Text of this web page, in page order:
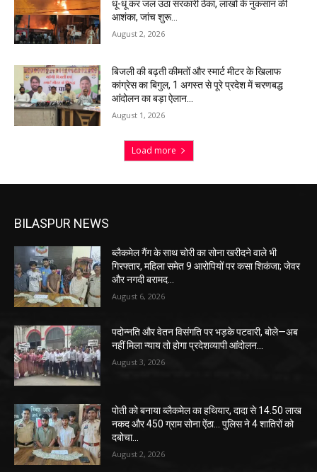
धू-धू कर जल उठा सरकारी ठेका, लाखों के नुकसान की
आशंका, जांच शुरू…
August 2, 2026
बिजली की बढ़ती कीमतों और स्मार्ट मीटर के खिलाफ
कांग्रेस का बिगुल, 1 अगस्त से पूरे प्रदेश में चरणबद्ध
आंदोलन का बड़ा ऐलान…
August 1, 2026
Load more
BILASPUR NEWS
ब्लैकमेल गैंग के साथ चोरी का सोना खरीदने वाले भी
गिरफ्तार, महिला समेत 9 आरोपियों पर कसा शिकंजा; जेवर
और नगदी बरामद…
August 6, 2026
पदोन्नति और वेतन विसंगति पर भड़के पटवारी, बोले—अब
नहीं मिला न्याय तो होगा प्रदेशव्यापी आंदोलन…
August 3, 2026
पोती को बनाया ब्लैकमेल का हथियार, दादा से 14.50 लाख
नकद और 450 ग्राम सोना ऐंठा… पुलिस ने 4 शातिरों को
दबोचा…
August 2, 2026